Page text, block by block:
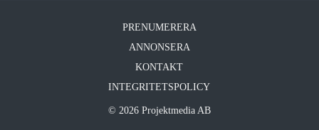
PRENUMERERA
ANNONSERA
KONTAKT
INTEGRITETSPOLICY
© 2026 Projektmedia AB